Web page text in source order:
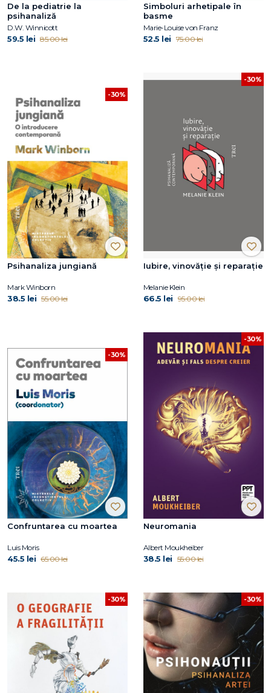
De la pediatrie la
psihanaliză
D.W. Winnicott
59.5 lei 85.00 lei
Simboluri arhetipale în
basme
Marie-Louise von Franz
52.5 lei 75.00 lei
-30%
Psihanaliza jungiană
Mark Winborn
38.5 lei 55.00 lei
-30%
Iubire, vinovăție și reparație
Melanie Klein
66.5 lei 95.00 lei
-30%
Confruntarea cu moartea
Luis Moris
45.5 lei 65.00 lei
-30%
Neuromania
Albert Moukheiber
38.5 lei 55.00 lei
-30% -30%